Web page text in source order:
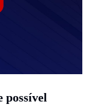
possível